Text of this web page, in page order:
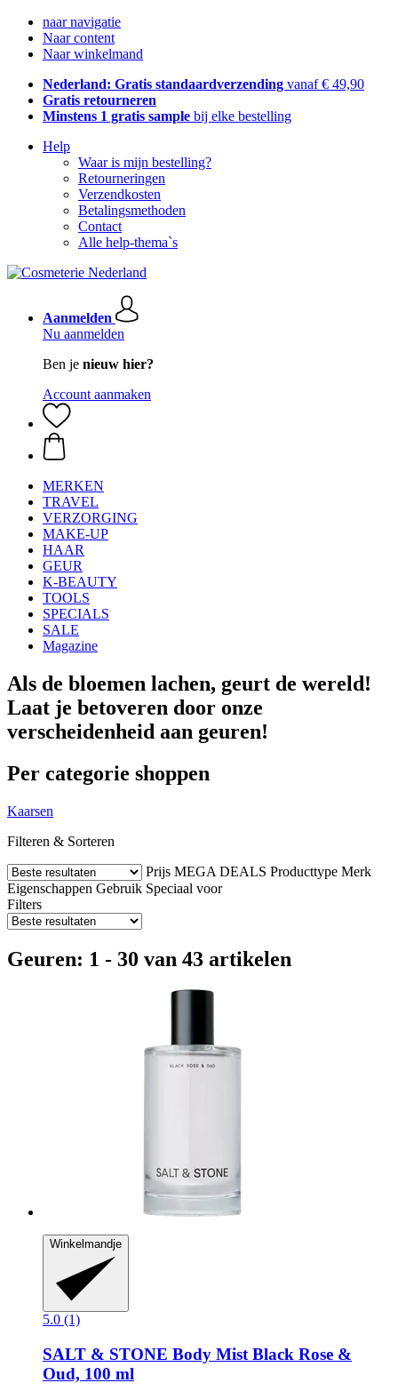
naar navigatie
Naar content
Naar winkelmand
Nederland: Gratis standaardverzending vanaf € 49,90
Gratis retourneren
Minstens 1 gratis sample bij elke bestelling
Help
Waar is mijn bestelling?
Retourneringen
Verzendkosten
Betalingsmethoden
Contact
Alle help-thema`s
Aanmelden
Nu aanmelden
Ben je nieuw hier?
Account aanmaken
MERKEN
TRAVEL
VERZORGING
MAKE-UP
HAAR
GEUR
K-BEAUTY
TOOLS
SPECIALS
SALE
Magazine
Als de bloemen lachen, geurt de wereld!
Laat je betoveren door onze
verscheidenheid aan geuren!
Per categorie shoppen
Kaarsen
Filteren & Sorteren
Prijs MEGA DEALS Producttype Merk
Eigenschappen Gebruik Speciaal voor
Filters
Geuren: 1 - 30 van 43 artikelen
Winkelmandje
5.0 (1)
SALT & STONE Body Mist Black Rose &
Oud, 100 ml